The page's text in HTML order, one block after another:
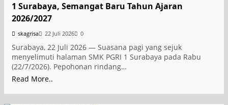
1 Surabaya, Semangat Baru Tahun Ajaran
2026/2027
skagrisa 22 Juli 2026 0
Surabaya, 22 Juli 2026 — Suasana pagi yang sejuk
menyelimuti halaman SMK PGRI 1 Surabaya pada Rabu
(22/7/2026). Pepohonan rindang…
Read More..